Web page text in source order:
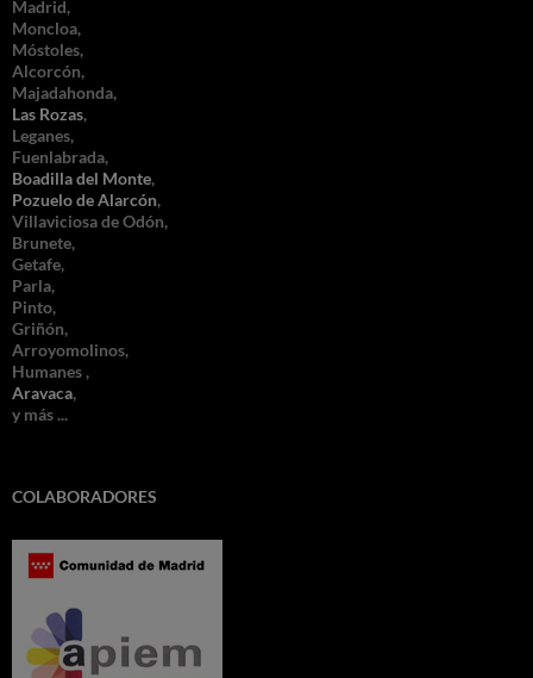
Madrid,
Moncloa,
Móstoles,
Alcorcón,
Majadahonda,
Las Rozas,
Leganes,
Fuenlabrada,
Boadilla del Monte,
Pozuelo de Alarcón,
Villaviciosa de Odón,
Brunete,
Getafe,
Parla,
Pinto,
Griñón,
Arroyomolinos,
Humanes ,
Aravaca,
y más ...
COLABORADORES